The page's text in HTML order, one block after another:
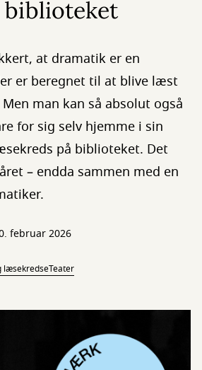
biblioteket
at dramatik er en
er beregnet til at blive læst
man kan så absolut også
for sig selv hjemme i sin
på biblioteket. Det
– endda sammen med en
februar 2026
læsekredseTeater